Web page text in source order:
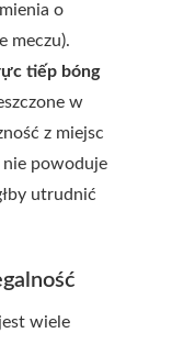
o
meczu).
tiếp bóng
w
z miejsc
nie powoduje
utrudnić
wiele